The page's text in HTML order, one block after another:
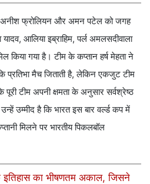
अनीश फ्रोलियन और अमन पटेल को जगह
यादव, आलिया इब्राहिम, पर्ल अमलसदीवाला
किया गया है। टीम के कप्तान हर्ष मेहता ने
प्रतिभा मैच जिताती है, लेकिन एकजुट टीम
पूरी टीम अपनी क्षमता के अनुसार सर्वश्रेष्ठ
उम्मीद है कि भारत इस बार वर्ल्ड कप में
मिलने पर भारतीय पिकलबॉल
इतिहास का भीषणतम अकाल, जिसने